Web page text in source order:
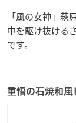
「風の女神」
中を駆け抜ける
です。
重悟の石焼和風